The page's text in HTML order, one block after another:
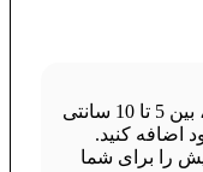
برای اندازه گیری و نصب بهتر، بین 5 تا 10 سانتی
اضافه کنید.
را برای شما